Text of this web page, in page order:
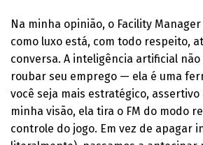
Na minha opinião, o Facility
como luxo está, com todo respeito,
conversa. A inteligência artificial
roubar seu emprego — ela é uma
você seja mais estratégico,
minha visão, ela tira o FM do modo
controle do jogo. Em vez de apagar